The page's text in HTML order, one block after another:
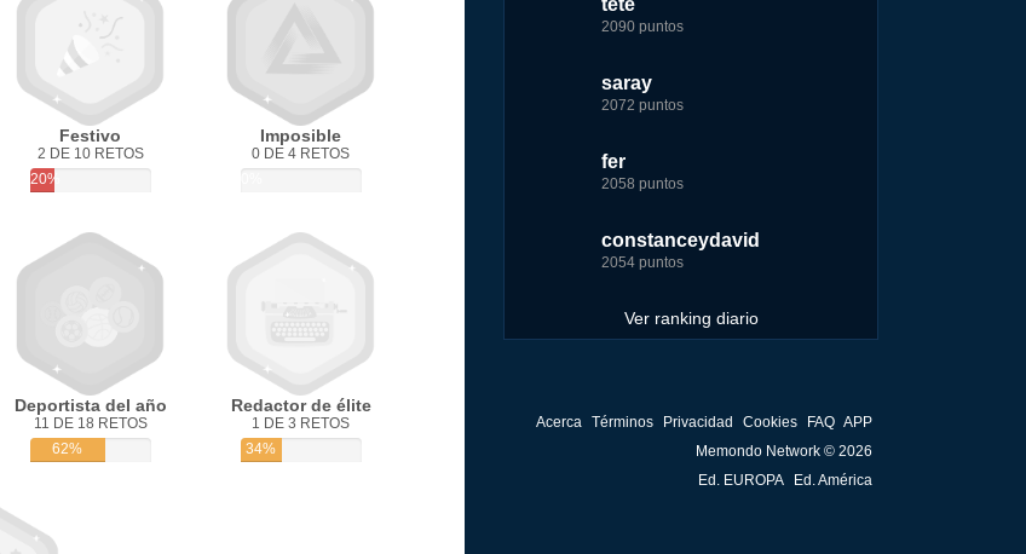
Festivo
2 DE 10 RETOS
20%
Imposible
0 DE 4 RETOS
Deportista del año
11 DE 18 RETOS
62%
Redactor de élite
1 DE 3 RETOS
34%
2090 puntos
saray
2072 puntos
fer
2058 puntos
constanceydavid
2054 puntos
Ver ranking diario
7229 puntos
tete
4174 puntos
123dale
4157 puntos
saray
3131 puntos
15444 puntos
fer
8283 puntos
123dale
7255 puntos
tete
6242 puntos
263186 puntos
Baba
252929 puntos
john
244881 puntos
fer
236750 puntos
Acerca Términos Privacidad Cookies FAQ APP
Memondo Network © 2026
Ed. EUROPA
Ed. América